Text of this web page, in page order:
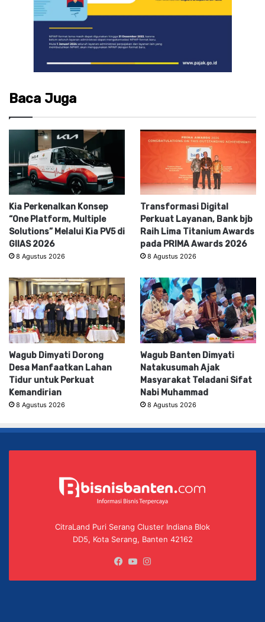
Baca Juga
Kia Perkenalkan Konsep
“One Platform, Multiple
Solutions” Melalui Kia PV5 di
GIIAS 2026
8 Agustus 2026
Transformasi Digital
Perkuat Layanan, Bank bjb
Raih Lima Titanium Awards
pada PRIMA Awards 2026
8 Agustus 2026
Wagub Dimyati Dorong
Desa Manfaatkan Lahan
Tidur untuk Perkuat
Kemandirian
8 Agustus 2026
Wagub Banten Dimyati
Natakusumah Ajak
Masyarakat Teladani Sifat
Nabi Muhammad
8 Agustus 2026
CitraLand Puri Serang Cluster Indiana Blok
DD5, Kota Serang, Banten 42162
Facebook
YouTube